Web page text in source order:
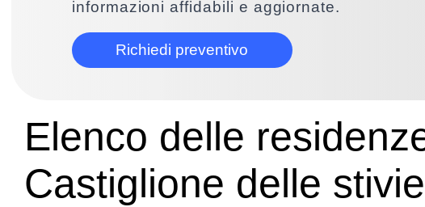
informazioni affidabili e aggiornate.
Richiedi preventivo
Elenco delle
Castiglione delle